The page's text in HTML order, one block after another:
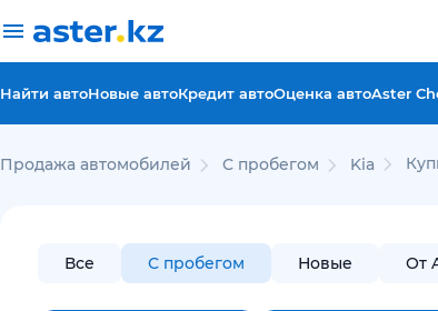
Найти автоНовые автоКредит автоОценка автоAster
Продажа автомобилей С пробегом Kia
Все С пробегом Новые От